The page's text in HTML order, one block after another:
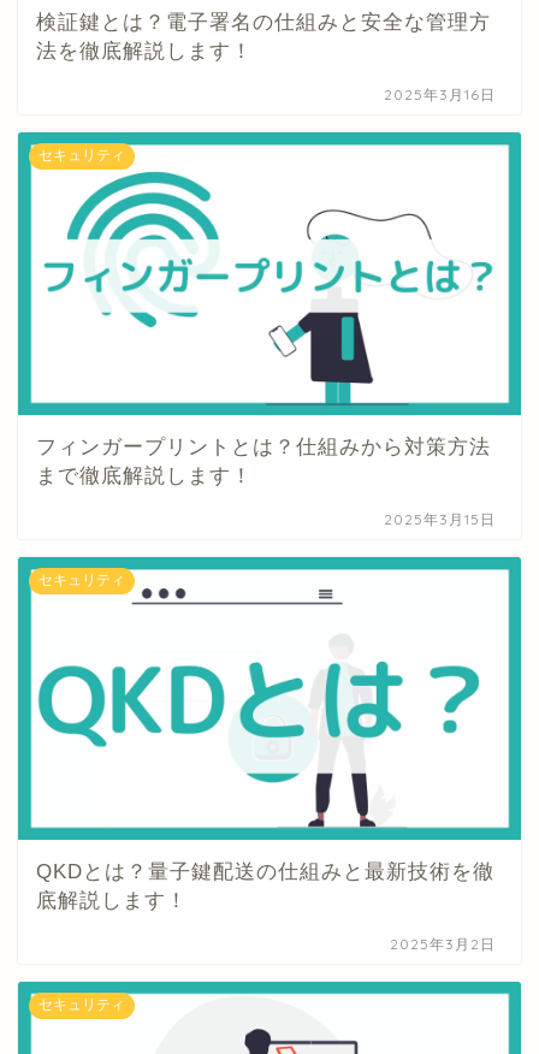
検証鍵とは？電子署名の仕組みと安全な管理方
法を徹底解説します！
2025年3月16日
セキュリティ
フィンガープリントとは？仕組みから対策方法
まで徹底解説します！
2025年3月15日
セキュリティ
QKDとは？量子鍵配送の仕組みと最新技術を徹
底解説します！
2025年3月2日
セキュリティ